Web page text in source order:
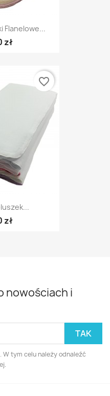
Flanelowe...
zł
zł
favorite_border
nowościach i
tym celu należy odnaleźć